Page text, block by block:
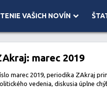
VAŠICH NOVÍN
Imagery ©Mapbox
marec 2019
marec 2019, periodika ZAkraj
vedenia, diskusia úplne